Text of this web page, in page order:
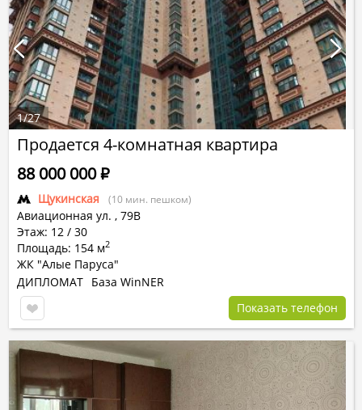
Продается 4-комнатная квартира
Щукинская (10 мин. пешком)
Авиационная ул. , 79В
Этаж: 12 / 30
Площадь: 154 м2
ЖК "Алые Паруса"
88 000 000Р
ДИПЛОМАТ База WinNER
Показать телефон
1/27